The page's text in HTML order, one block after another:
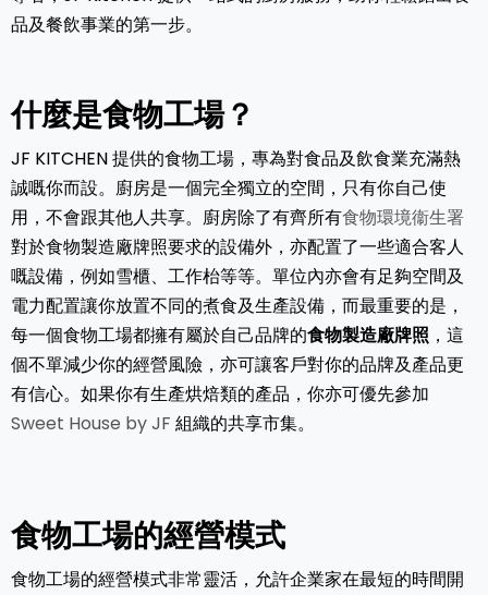
品及餐飲事業的第一步。
什麼是食物工場？
JF KITCHEN 提供的食物工場，專為對食品及飲食業充滿熱
誠嘅你而設。廚房是一個完全獨立的空間，只有你自己使
用，不會跟其他人共享。廚房除了有齊所有食物環境衞生署
對於食物製造廠牌照要求的設備外，亦配置了一些適合客人
嘅設備，例如雪櫃、工作枱等等。單位內亦會有足夠空間及
電力配置讓你放置不同的煮食及生產設備，而最重要的是，
每一個食物工場都擁有屬於自己品牌的食物製造廠牌照 ，這
個不單減少你的經營風險，亦可讓客戶對你的品牌及產品更
有信心。如果你有生產烘焙類的產品，你亦可優先參加
Sweet House by JF 組織的共享市集。
食物工場的經營模式
食物工場的經營模式非常靈活，允許企業家在最短的時間開